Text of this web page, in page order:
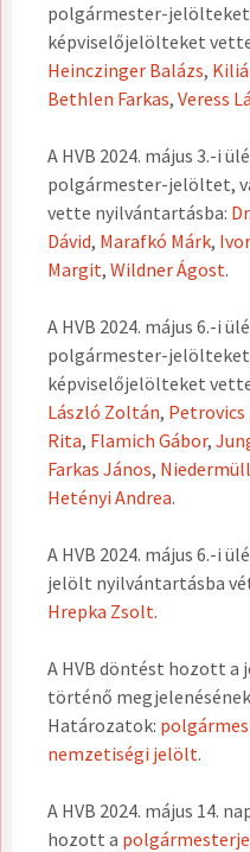
polgármester-
képviselőjelölteket
Heinczinger Balázs,
Bethlen Farkas, Veress
A HVB 2024. május 3.-i
polgármester-jelöltet,
vette nyilvántartásba:
Dávid, Marafkó Márk,
Margit, Wildner Ágost.
A HVB 2024. május 6.-i
polgármester-
képviselőjelölteket
László Zoltán, Petrovics
Rita, Flamich Gábor,
Farkas János,
Hetényi Andrea.
A HVB 2024. május 6.-i
jelölt nyilvántartásba
Hrepka Zsolt.
A HVB döntést hozott a
történő
Határozatok:
nemzetiségi jelölt.
A HVB 2024. május 14.
hozott a